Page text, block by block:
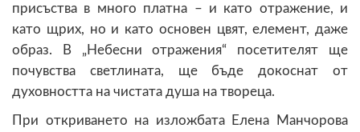
присъства в много платна – и като отражение, и
като щрих, но и като основен цвят, елемент, даже
образ. В „Небесни отражения“ посетителят ще
почувства светлината, ще бъде докоснат от
духовността на чистата душа на твореца.
При откриването на изложбата Елена Манчорова